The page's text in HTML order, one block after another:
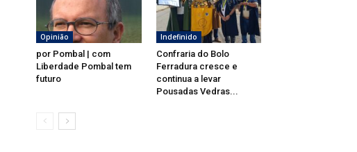
Opinião
por Pombal | com
Liberdade Pombal tem
futuro
Indefinido
Confraria do Bolo
Ferradura cresce e
continua a levar
Pousadas Vedras...